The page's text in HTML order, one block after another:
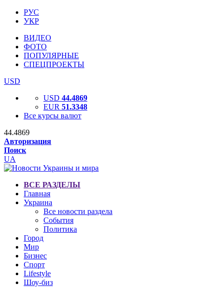
РУС
УКР
ВИДЕО
ФОТО
ПОПУЛЯРНЫЕ
СПЕЦПРОЕКТЫ
USD
USD 44.4869
EUR 51.3348
Все курсы валют
44.4869
Авторизация
Поиск
UA
ВСЕ РАЗДЕЛЫ
Главная
Украина
Все новости раздела
События
Политика
Город
Мир
Бизнес
Спорт
Lifestyle
Шоу-биз